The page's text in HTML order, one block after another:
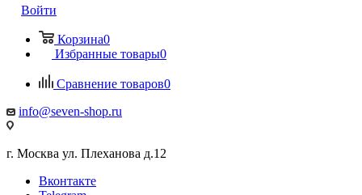
Войти
Корзина0
Избранные товары0
Сравнение товаров0
info@seven-shop.ru
г. Москва ул. Плеханова д.12
Вконтакте